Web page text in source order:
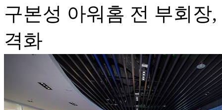
구본성 아워홈 전 부회
격화